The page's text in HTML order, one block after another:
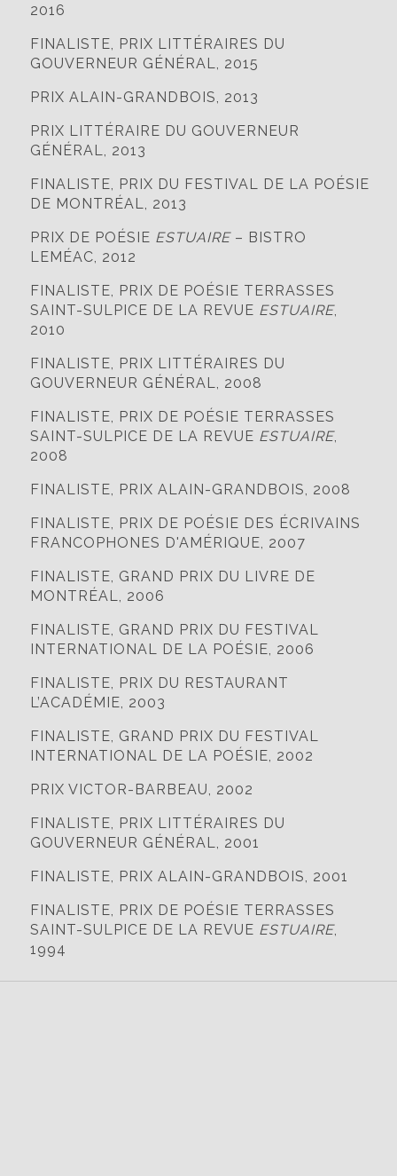
2016
FINALISTE, PRIX LITTÉRAIRES DU
GOUVERNEUR GÉNÉRAL, 2015
PRIX ALAIN-GRANDBOIS, 2013
PRIX LITTÉRAIRE DU GOUVERNEUR
GÉNÉRAL, 2013
FINALISTE, PRIX DU FESTIVAL DE LA POÉSIE
DE MONTRÉAL, 2013
PRIX DE POÉSIE ESTUAIRE– BISTRO
LEMÉAC, 2012
FINALISTE, PRIX DE POÉSIE TERRASSES
SAINT-SULPICE DE LA REVUE ESTUAIRE,
2010
FINALISTE, PRIX LITTÉRAIRES DU
GOUVERNEUR GÉNÉRAL, 2008
FINALISTE, PRIX DE POÉSIE TERRASSES
SAINT-SULPICE DE LA REVUE ESTUAIRE,
2008
FINALISTE, PRIX ALAIN-GRANDBOIS, 2008
FINALISTE, PRIX DE POÉSIE DES ÉCRIVAINS
FRANCOPHONES D'AMÉRIQUE, 2007
FINALISTE, GRAND PRIX DU LIVRE DE
MONTRÉAL, 2006
FINALISTE, GRAND PRIX DU FESTIVAL
INTERNATIONAL DE LA POÉSIE, 2006
FINALISTE, PRIX DU RESTAURANT
L’ACADÉMIE, 2003
FINALISTE, GRAND PRIX DU FESTIVAL
INTERNATIONAL DE LA POÉSIE, 2002
PRIX VICTOR-BARBEAU, 2002
FINALISTE, PRIX LITTÉRAIRES DU
GOUVERNEUR GÉNÉRAL, 2001
FINALISTE, PRIX ALAIN-GRANDBOIS, 2001
FINALISTE, PRIX DE POÉSIE TERRASSES
SAINT-SULPICE DE LA REVUE ESTUAIRE,
1994